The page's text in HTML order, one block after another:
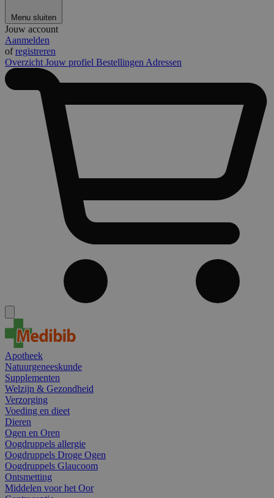
Menu sluiten
Jouw account
Aanmelden
ofregistreren
Overzicht Jouw profiel Bestellingen Adressen
Apotheek
Natuurgeneeskunde
Supplementen
Welzijn & Gezondheid
Verzorging
Voeding en dieet
Dieren
Ogen en Oren
Oogdruppels allergie
Oogdruppels Droge Ogen
Oogdruppels Glaucoom
Ontsmetting
Middelen voor het Oor